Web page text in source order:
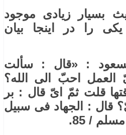
بسیار زیادی موجود
را در اینجا بیان
: «قال : سألت
احبّ الی الله؟
قلت ثمّ ایّ قال : بر
قال : الجهاد فی سبیل